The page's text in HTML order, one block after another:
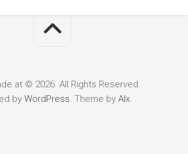
© 2026. All Rights Reserved.
by WordPress. Theme by Alx.